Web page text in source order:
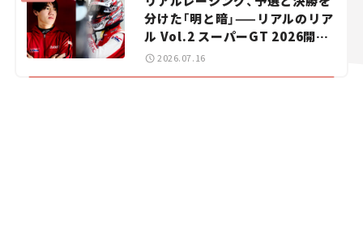
分けた「明と暗」——リアルのリア
ル Vol.2 スーパーGT 2026開幕
戦 岡山国際サーキット
2026.07.16